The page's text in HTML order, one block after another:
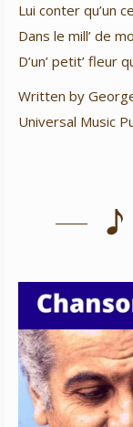
Lui conter qu’un
Dans le mill’ de
D’un’ petit’ fleur
Written by
Universal Music
Chanson